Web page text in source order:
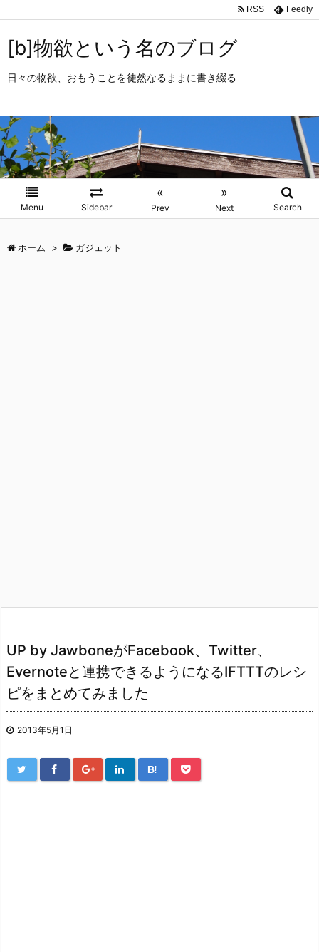
[b]物欲という名のブログ
日々の物欲、おもうことを徒然なるままに書き綴る
Menu Sidebar
«
Prev
»
Next Search
RSS Feedly
ホーム > ガジェット
UP by JawboneがFacebook、Twitter、
Evernoteと連携できるようになるIFTTTのレシ
ピをまとめてみました
2013年5月1日
B!